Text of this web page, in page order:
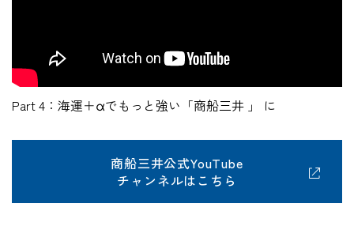
Part 4：海運＋αでもっと強い「商船三井 」 に
商船三井公式YouTube
チャンネルはこちら